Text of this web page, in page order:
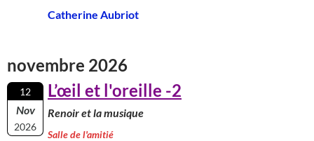
Catherine Aubriot
novembre 2026
12
Nov
2026
L’œil et l'oreille -2
Renoir et la musique
Salle de l'amitié